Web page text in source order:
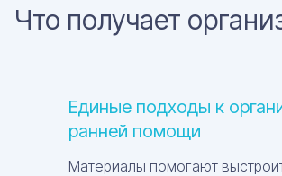
Что получает
Единые подходы к
ранней помощи
Материалы помогают